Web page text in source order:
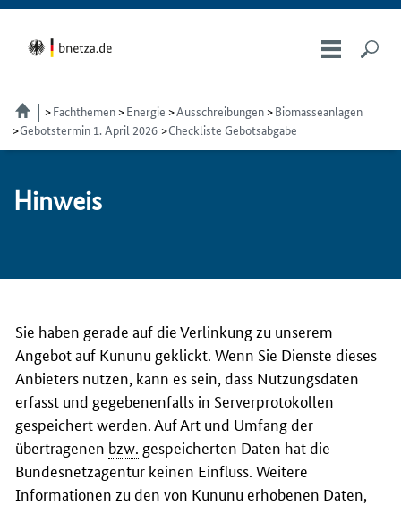
Fachthemen Energie Ausschreibungen
Biomasseanlagen
Gebotstermin 1. April 2026 Checkliste Gebotsabgabe
Hin­weis
Sie haben gerade auf die Verlinkung zu unserem
Angebot auf Kununu geklickt. Wenn Sie Dienste dieses
Anbieters nutzen, kann es sein, dass Nutzungsdaten
erfasst und gegebenenfalls in Serverprotokollen
gespeichert werden. Auf Art und Umfang der
übertragenen bzw. gespeicherten Daten hat die
Bundesnetzagentur keinen Einfluss. Weitere
Informationen zu den von Kununu erhobenen Daten,